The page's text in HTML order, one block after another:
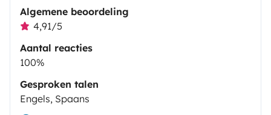
Algemene beoordeling
4,91/5
Aantal reacties
100%
Gesproken talen
Engels, Spaans